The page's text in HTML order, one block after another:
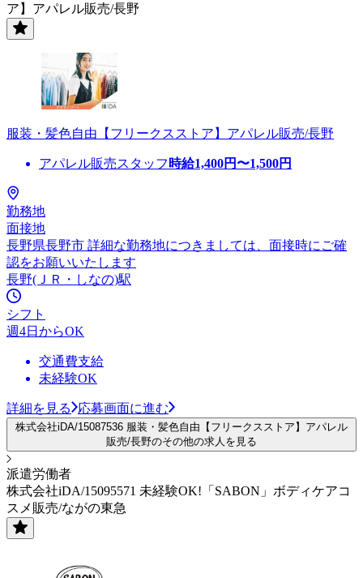
ア】アパレル販売/長野
服装・髪色自由【フリークスストア】アパレル販売/長野
アパレル販売スタッフ 時給1,400円〜1,500円
勤務地
面接地
長野県長野市 詳細な勤務地につきましては、面接時にご確
認をお願いいたします
長野(ＪＲ・しなの)駅
シフト
週4日からOK
交通費支給
未経験OK
詳細を見る 応募画面に進む
株式会社iDA/15087536 服装・髪色自由【フリークスストア】アパレル
販売/長野のその他の求人を見る
派遣労働者
株式会社iDA/15095571 未経験OK!「SABON」ボディケアコ
スメ販売/ながの東急